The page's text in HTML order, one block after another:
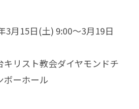
月15日(土) 9:00〜3月19日
リスト教会ダイヤモンドチ
ーホール